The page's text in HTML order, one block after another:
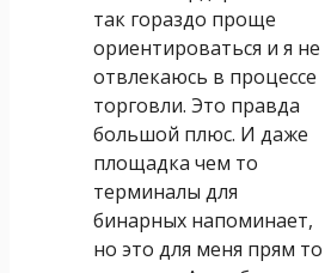
так гораздо проще
ориентироваться и я не
отвлекаюсь в процессе
торговли. Это правда
большой плюс. И даже
площадка чем то
терминалы для
бинарных напоминает,
но это для меня прям то